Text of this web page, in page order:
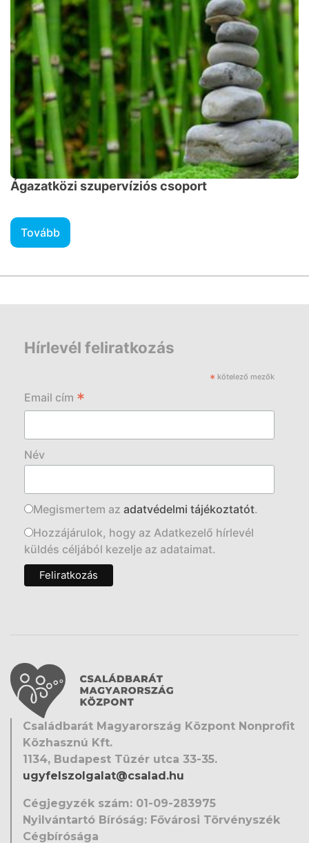
Ágazatközi szupervíziós csoport
Tovább
Hírlevél feliratkozás
* kötelező mezők
Email cím *
Név
Megismertem az adatvédelmi tájékoztatót.
Hozzájárulok, hogy az Adatkezelő hírlevél
küldés céljából kezelje az adataimat.
Családbarát Magyarország Központ Nonprofit
Közhasznú Kft.
1134, Budapest Tüzér utca 33-35.
ugyfelszolgalat@csalad.hu
Cégjegyzék szám: 01-09-283975
Nyilvántartó Bíróság: Fővárosi Törvényszék
Cégbírósága